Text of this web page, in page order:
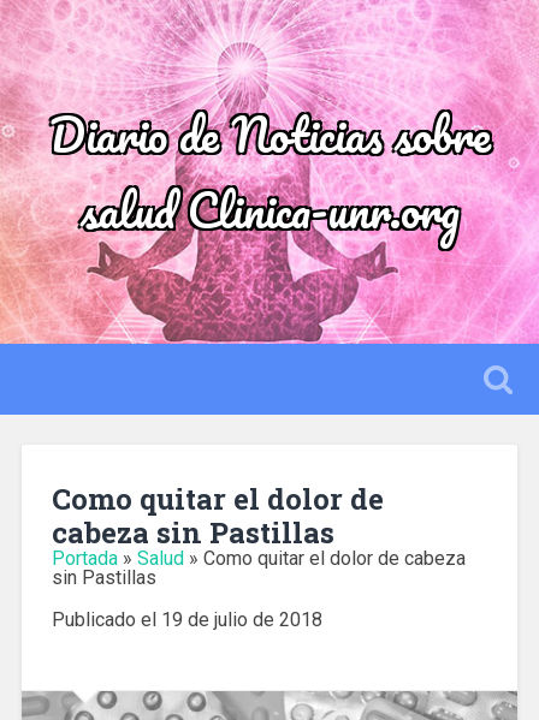
Diario de Noticias sobre
salud Clinica-unr.org
Como quitar el dolor de
cabeza sin Pastillas
Portada» Salud» Como quitar el dolor de cabeza
sin Pastillas
Publicado el 19 de julio de 2018